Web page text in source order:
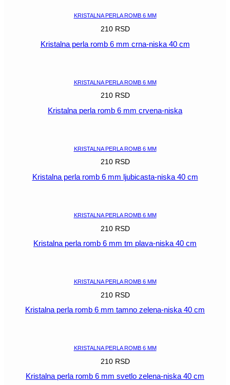
KRISTALNA PERLA ROMB 6 MM
210 RSD
Kristalna perla romb 6 mm crna-niska 40 cm
KRISTALNA PERLA ROMB 6 MM
210 RSD
Kristalna perla romb 6 mm crvena-niska
KRISTALNA PERLA ROMB 6 MM
210 RSD
Kristalna perla romb 6 mm ljubicasta-niska 40 cm
KRISTALNA PERLA ROMB 6 MM
210 RSD
Kristalna perla romb 6 mm tm plava-niska 40 cm
KRISTALNA PERLA ROMB 6 MM
210 RSD
Kristalna perla romb 6 mm tamno zelena-niska 40 cm
KRISTALNA PERLA ROMB 6 MM
210 RSD
Kristalna perla romb 6 mm svetlo zelena-niska 40 cm